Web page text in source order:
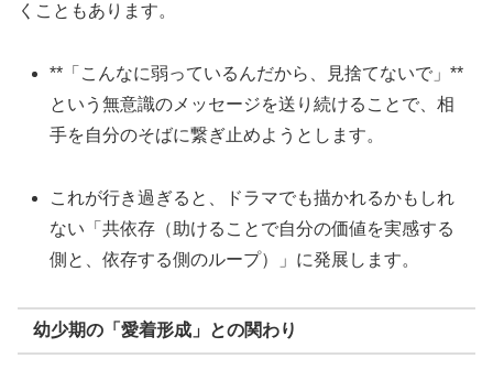
くこともあります。
**「こんなに弱っているんだから、見捨てないで」**
という無意識のメッセージを送り続けることで、相
手を自分のそばに繋ぎ止めようとします。
これが行き過ぎると、ドラマでも描かれるかもしれ
ない「共依存（助けることで自分の価値を実感する
側と、依存する側のループ）」に発展します。
幼少期の「愛着形成」との関わり